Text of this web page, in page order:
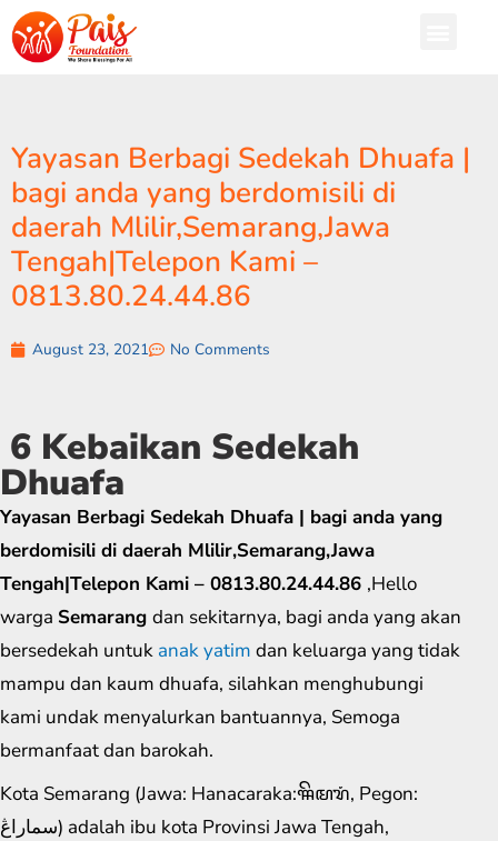
Yayasan Berbagi Sedekah Dhuafa |
bagi anda yang berdomisili di
daerah Mlilir,Semarang,Jawa
Tengah|Telepon Kami –
0813.80.24.44.86
August 23, 2021 No Comments
6 Kebaikan Sedekah
Dhuafa
Yayasan Berbagi Sedekah Dhuafa | bagi anda yang
berdomisili di daerah Mlilir,Semarang,Jawa
Tengah|Telepon Kami – 0813.80.24.44.86 ,Hello
warga Semarang dan sekitarnya, bagi anda yang akan
bersedekah untuk anak yatim dan keluarga yang tidak
mampu dan kaum dhuafa, silahkan menghubungi
kami undak menyalurkan bantuannya, Semoga
bermanfaat dan barokah.
Kota Semarang (Jawa: Hanacaraka:ꦯꦼꦩꦫꦁ​, Pegon:
سماراڠ) adalah ibu kota Provinsi Jawa Tengah,